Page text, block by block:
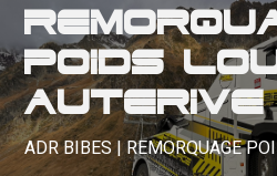
poids
Auterive
ADR BIBES | REMORQUAGE